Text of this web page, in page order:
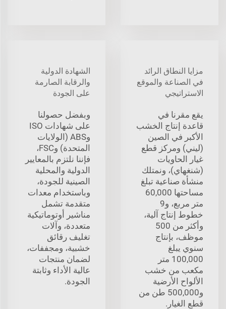
مزايا النطاق الرائد
في الصناعة والموقع
الاستراتيجي
يقع مقرنا في
قاعدة إنتاج الخشب
الأكبر في الصين
(ليني) ومركز قطع
غيار الحاويات
(شنغهاي)، ونمتلك
منشأة صناعية تبلغ
مساحتها 60,000
متر مربع، و9
خطوط إنتاج آلية،
وأكثر من 500
موظف، بإنتاج
سنوي يبلغ
100,000 متر
مكعب من خشب
الألواح الأرضية
و500,000 طن من
قطع الغيار.
الشهادة الدولية
والرقابة الصارمة
على الجودة
وبفضل حصولنا
على شهادات ISO
وABS (الولايات
المتحدة) وFSC،
فإننا نلتزم بالمعايير
الدولية والمحلية
الصينية للجودة،
وباستخدام معدات
متقدمة تشمل
مناشير أوتوماتيكية
متعددة، وآلات
تغليف رقائق
خشبية، ومجففات،
لضمان منتجات
عالية الأداء وثابتة
الجودة.